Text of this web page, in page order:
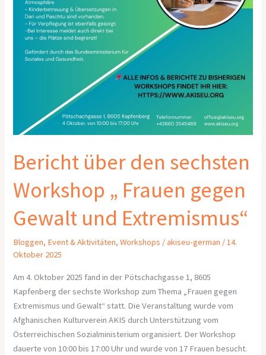
Bericht über den sechsten
Workshop „ Frauen gegen
Gewalt und Extremismus“
Bloggen, Event & Aktivitäten,Workshops /akiseu-german /14.
Oktober 2025
Am 4. Oktober 2025 fand in der Pötschachgasse 1, 8605
Kapfenberg der sechste Workshop zum Thema „Frauen gegen
Extremismus und Gewalt“ statt. Die Veranstaltung wurde vom
Afghanischen Kulturverein AKIS durch Unterstützung vom
Österreichischen Sozialministerium organisiert. Der Workshop
dauerte von 10:00 bis 17:00 Uhr und wurde von 17 Frauen besucht.